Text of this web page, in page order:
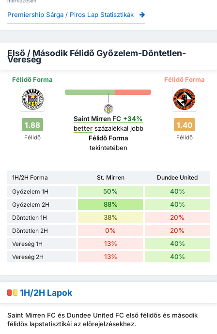
Premiership Sárga / Piros Lap Statisztikák
Első / Második Félidő Győzelem-Döntetlen-
Vereség
Félidő Forma Félidő Forma
1.88
Félidő
Saint Mirren FC +34%
betterszázalékkal jobb
Félidő Forma
tekintetében
1.40
Félidő
1H/2H Forma St. Mirren
Dundee United
Győzelem 1H
50% 40%
Győzelem 2H 88% 40%
Döntetlen 1H 38% 20%
Döntetlen 2H 0% 20%
Vereség 1H 13% 40%
Vereség 2H 13% 40%
1H/2H Lapok
Saint Mirren FC és Dundee United FC első félidős és második
félidős lapstatisztikái az előrejelzésekhez.